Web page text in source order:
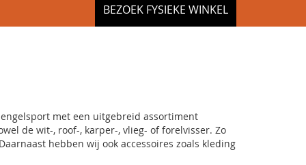
BEZOEK FYSIEKE WINKEL
met een uitgebreid assortiment
de wit-, roof-, karper-, vlieg- offorelvisser. Zo
hebben wij ook accessoires zoals kleding